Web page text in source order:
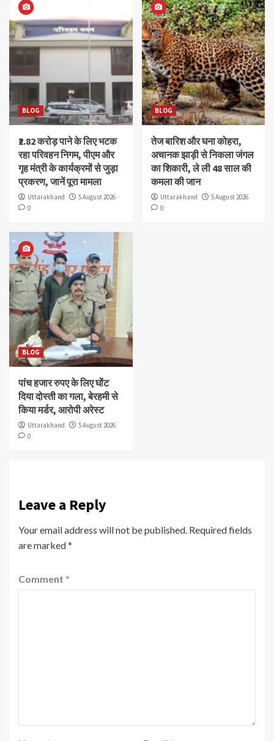
BLOG
₹2.82 करोड़ पाने के लिए भटक
रहा परिवहन निगम, पीएम और
गृह मंत्री के कार्यक्रमों से जुड़ा
प्रकरण, जानें पूरा मामला
Uttarakhand
5 August 2026
0
BLOG
तेज बारिश और घना कोहरा,
अचानक झाड़ी से निकला जंगल
का शिकारी, ले ली 48 साल की
कमला की जान
Uttarakhand
5 August 2026
0
BLOG
पांच हजार रुपए के लिए घोंट
दिया दोस्ती का गला, बेरहमी से
किया मर्डर, आरोपी अरेस्ट
Uttarakhand
5 August 2026
0
Leave a Reply
Your email address will not be published. Required fields
are marked*
Comment *